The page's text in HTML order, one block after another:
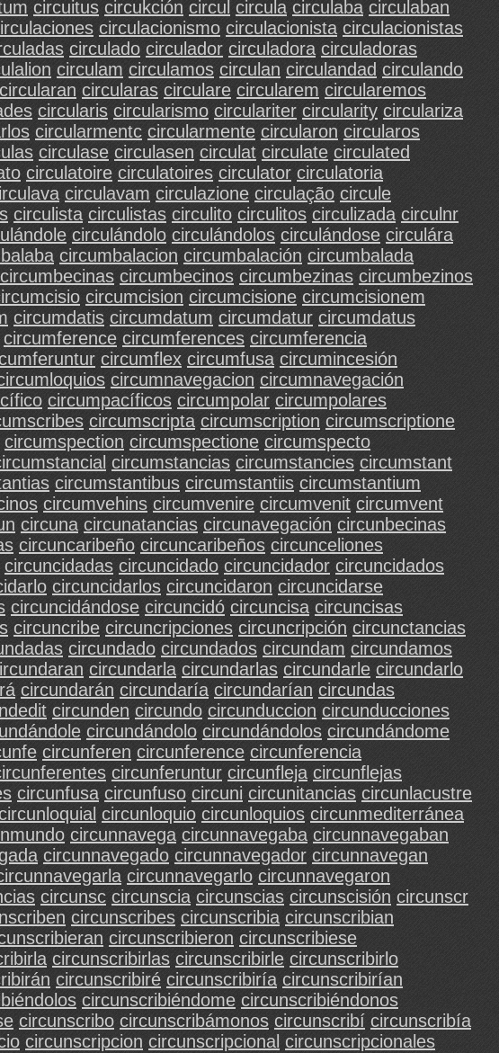
circuitus circukción circul circula circulaba circulaban
circulacionismo circulacionista circulacionistas
circulado circulador circuladora circuladoras
circulam circulamos circulan circulandad circulando
circularan circularas circulare circularem circularemos
circularis circularismo circulariter circularity circulariza
circularmentc circularmente circularon circularos
circulase circulasen circulat circulate circulated
circulatoire circulatoires circulator circulatoria
circulavam circulazione circulação circule
circulista circulistas circulito circulitos circulizada circulnr
circulándolo circulándolos circulándose circulára
circumbalacion circumbalación circumbalada
circumbecinas circumbecinos circumbezinas circumbezinos
circumcision circumcisione circumcisionem
circumdatis circumdatum circumdatur circumdatus
circumference circumferences circumferencia
circumflex circumfusa circumincesión
circumnavegacion circumnavegación
circumpacíficos circumpolar circumpolares
circumscripta circumscription circumscriptione
circumspection circumspectione circumspecto
circumstancias circumstancies circumstant
circumstantibus circumstantiis circumstantium
circumvehins circumvenire circumvenit circumvent
circuna circunatancias circunavegación circunbecinas
circuncaribeño circuncaribeños circunceliones
circuncidadas circuncidado circuncidador circuncidados
circuncidarlos circuncidaron circuncidarse
circuncidándose circuncidó circuncisa circuncisas
circuncribe circuncripciones circuncripción circunctancias
circundado circundados circundam circundamos
circundarla circundarlas circundarle circundarlo
circundarán circundaría circundarían circundas
circunden circundo circunduccion circunducciones
circundándolo circundándolos circundándome
circunferen circunference circunferencia
circunferuntur circunfleja circunflejas
circunfusa circunfuso circuni circunitancias circunlacustre
circunloquio circunloquios circunmediterránea
circunnavega circunnavegaba circunnavegaban
circunnavegado circunnavegador circunnavegan
circunnavegarlo circunnavegaron
circunsc circunscia circunscias circunscisión circunscr
circunscribes circunscribia circunscribian
circunscribieron circunscribiese
circunscribirlas circunscribirle circunscribirlo
circunscribiré circunscribiría circunscribirían
circunscribiéndome circunscribiéndonos
circunscribo circunscribámonos circunscribí circunscribía
circunscripcion circunscripcional circunscripcionales